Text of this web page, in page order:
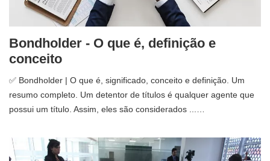
Bondholder - O que é, definição e
conceito
✅ Bondholder | O que é, significado, conceito e definição. Um
resumo completo. Um detentor de títulos é qualquer agente que
possui um título. Assim, eles são considerados ...…